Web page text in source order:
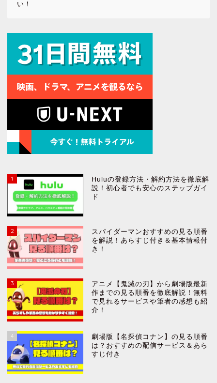
い！
1
Huluの登録方法・解約方法を徹底解
説！初心者でも安心のステップガイ
ド
2
スパイダーマンおすすめの見る順番
を解説！あらすじ付き＆基本情報付
き！
3
アニメ【鬼滅の刃】から劇場版最新
作までの見る順番を徹底解説！無料
で見れるサービスや筆者の感想も紹
介！
4
劇場版【名探偵コナン】の見る順番
は？おすすめの配信サービス＆あら
すじ付き